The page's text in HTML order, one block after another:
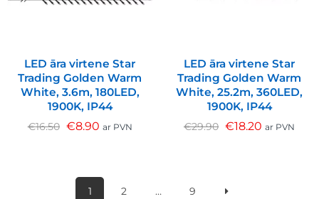
LED āra virtene Star
Trading Golden Warm
White, 3.6m, 180LED,
1900K, IP44
€16.50 €8.90 ar PVN
LED āra virtene Star
Trading Golden Warm
White, 25.2m, 360LED,
1900K, IP44
€29.90 €18.20 ar PVN
1 2 … 9